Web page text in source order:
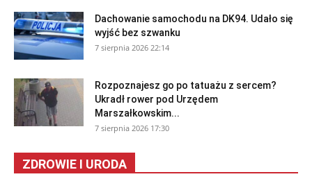
Dachowanie samochodu na DK94. Udało się
wyjść bez szwanku
7 sierpnia 2026 22:14
Rozpoznajesz go po tatuażu z sercem?
Ukradł rower pod Urzędem
Marszałkowskim...
7 sierpnia 2026 17:30
ZDROWIE I URODA